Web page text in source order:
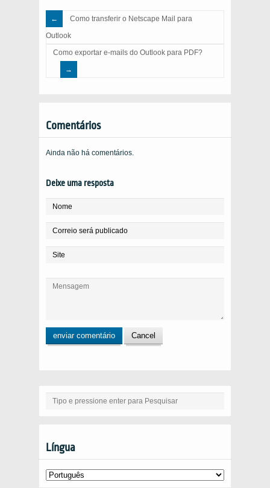
Como transferir o Netscape Mail para
Outlook
Como exportar e-mails do Outlook para PDF?
Comentários
Ainda não há comentários.
Deixe uma resposta
Língua